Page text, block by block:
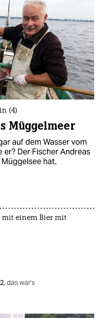
(4)
Müggelmeer
auf dem Wasser vom
er? Der Fischer Andreas
hat.
mit einem Bier mit
das war's